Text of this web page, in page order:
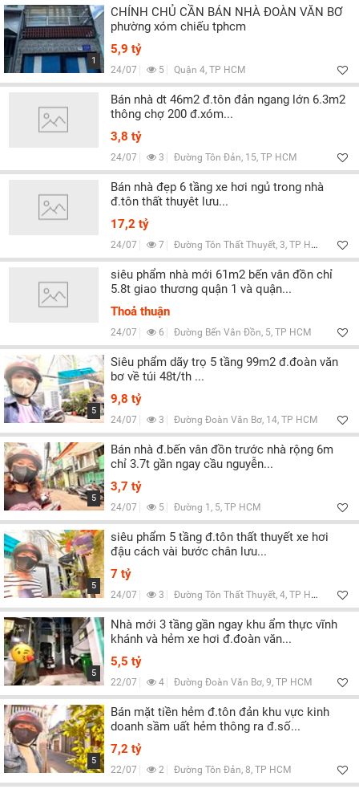
1
CHÍNH CHỦ CẦN BÁN NHÀ ĐOÀN VĂN BƠ
phường xóm chiếu tphcm
5,9 tỷ
24/07 5 Quận 4, TP HCM
Bán nhà dt 46m2 đ.tôn đản ngang lớn 6.3m2
thông chợ 200 đ.xóm...
3,8 tỷ
24/07 3 Đường Tôn Đản, 15, TP HCM
Bán nhà đẹp 6 tầng xe hơi ngủ trong nhà
đ.tôn thất thuyêt lưu...
17,2 tỷ
24/07 7 Đường Tôn Thất Thuyết, 3, TP HCM
siêu phẩm nhà mới 61m2 bến vân đồn chỉ
5.8t giao thương quận 1 và quận...
Thoả thuận
24/07 6 Đường Bến Vân Đồn, 5, TP HCM
5
Siêu phẩm dãy trọ 5 tầng 99m2 đ.đoàn văn
bơ về túi 48t/th ...
9,8 tỷ
24/07 3 Đường Đoàn Văn Bơ, 14, TP HCM
5
Bán nhà đ.bến vân đồn trước nhà rộng 6m
chỉ 3.7t gần ngay cầu nguyễn...
3,7 tỷ
24/07 5 Đường 1, 5, TP HCM
5
siêu phẩm 5 tầng đ.tôn thất thuyết xe hơi
đậu cách vài bước chân lưu...
7 tỷ
24/07 3 Đường Tôn Thất Thuyết, 4, TP HCM
5
Nhà mới 3 tầng gần ngay khu ẩm thực vĩnh
khánh và hẻm xe hơi đ.đoàn văn...
5,5 tỷ
22/07 4 Đường Đoàn Văn Bơ, 9, TP HCM
5
Bán mặt tiền hẻm đ.tôn đản khu vực kinh
doanh sầm uất hẻm thông ra đ.số...
7,2 tỷ
22/07 2 Đường Tôn Đản, 8, TP HCM